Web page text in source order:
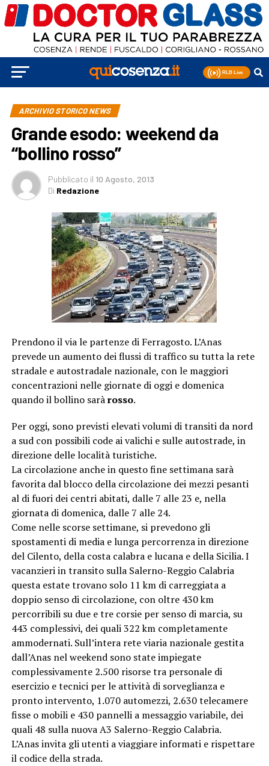
ARCHIVIO STORICO NEWS
Grande esodo: weekend da
“bollino rosso”
Pubblicato il 10 Agosto, 2013
Di Redazione
Prendono il via le partenze di Ferragosto. L’Anas
prevede un aumento dei flussi di traffico su tutta la rete
stradale e autostradale nazionale, con le maggiori
concentrazioni nelle giornate di oggi e domenica
quando il bollino saràrosso.
Per oggi, sono previsti elevati volumi di transiti da nord
a sud con possibili code ai valichi e sulle autostrade, in
direzione delle località turistiche.
La circolazione anche in questo fine settimana sarà
favorita dal blocco della circolazione dei mezzi pesanti
al di fuori dei centri abitati, dalle 7 alle 23 e, nella
giornata di domenica, dalle 7 alle 24.
Come nelle scorse settimane, si prevedono gli
spostamenti di media e lunga percorrenza in direzione
del Cilento, della costa calabra e lucana e della Sicilia. I
vacanzieri in transito sulla Salerno-Reggio Calabria
questa estate trovano solo 11 km di carreggiata a
doppio senso di circolazione, con oltre 430 km
percorribili su due e tre corsie per senso di marcia, su
443 complessivi, dei quali 322 km completamente
ammodernati. Sull’intera rete viaria nazionale gestita
dall’Anas nel weekend sono state impiegate
complessivamente 2.500 risorse tra personale di
esercizio e tecnici per le attività di sorveglianza e
pronto intervento, 1.070 automezzi, 2.630 telecamere
fisse o mobili e 430 pannelli a messaggio variabile, dei
quali 48 sulla nuova A3 Salerno-Reggio Calabria.
L’Anas invita gli utenti a viaggiare informati e rispettare
il codice della strada.